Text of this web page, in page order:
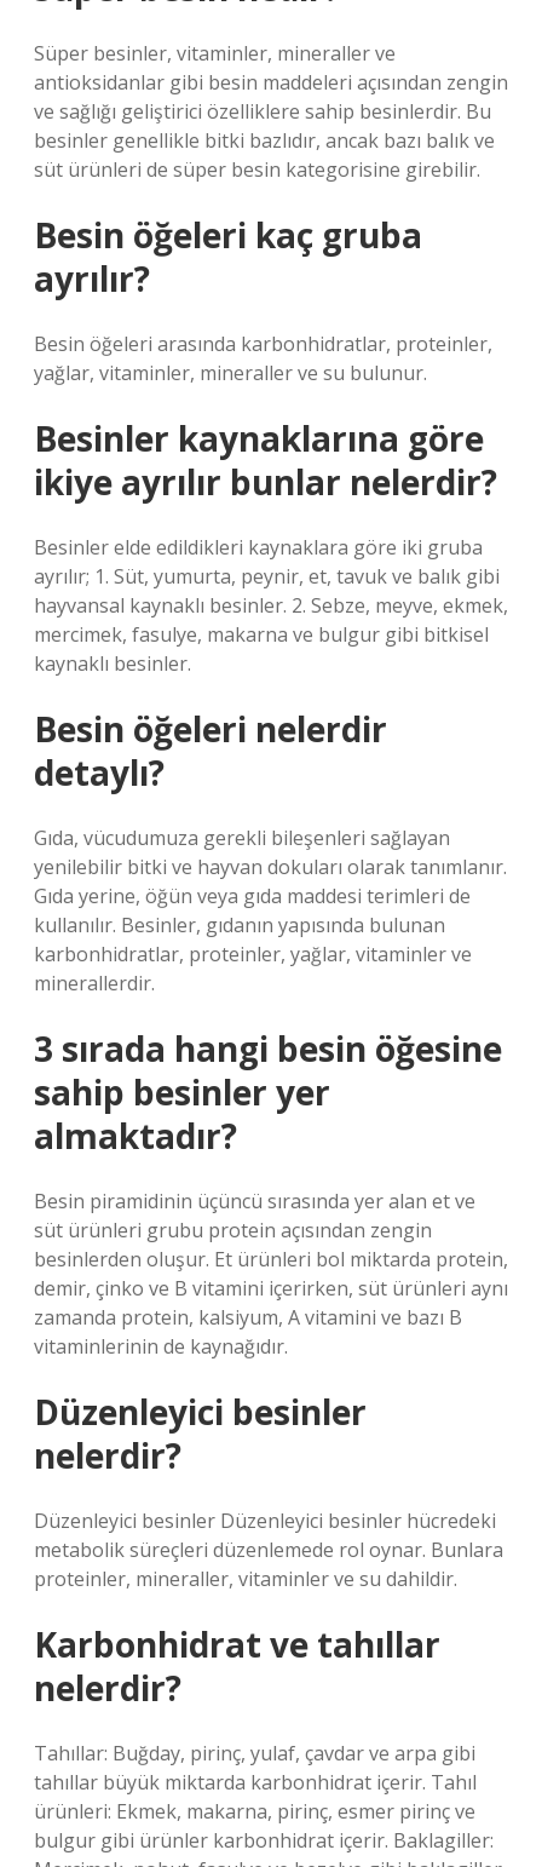
Süper besinler, vitaminler, mineraller ve
antioksidanlar gibi besin maddeleri açısından zengin
ve sağlığı geliştirici özelliklere sahip besinlerdir. Bu
besinler genellikle bitki bazlıdır, ancak bazı balık ve
süt ürünleri de süper besin kategorisine girebilir.
Besin öğeleri kaç gruba
ayrılır?
Besin öğeleri arasında karbonhidratlar, proteinler,
yağlar, vitaminler, mineraller ve su bulunur.
Besinler kaynaklarına göre
ikiye ayrılır bunlar nelerdir?
Besinler elde edildikleri kaynaklara göre iki gruba
ayrılır; 1. Süt, yumurta, peynir, et, tavuk ve balık gibi
hayvansal kaynaklı besinler. 2. Sebze, meyve, ekmek,
mercimek, fasulye, makarna ve bulgur gibi bitkisel
kaynaklı besinler.
Besin öğeleri nelerdir
detaylı?
Gıda, vücudumuza gerekli bileşenleri sağlayan
yenilebilir bitki ve hayvan dokuları olarak tanımlanır.
Gıda yerine, öğün veya gıda maddesi terimleri de
kullanılır. Besinler, gıdanın yapısında bulunan
karbonhidratlar, proteinler, yağlar, vitaminler ve
minerallerdir.
3 sırada hangi besin öğesine
sahip besinler yer
almaktadır?
Besin piramidinin üçüncü sırasında yer alan et ve
süt ürünleri grubu protein açısından zengin
besinlerden oluşur. Et ürünleri bol miktarda protein,
demir, çinko ve B vitamini içerirken, süt ürünleri aynı
zamanda protein, kalsiyum, A vitamini ve bazı B
vitaminlerinin de kaynağıdır.
Düzenleyici besinler
nelerdir?
Düzenleyici besinler Düzenleyici besinler hücredeki
metabolik süreçleri düzenlemede rol oynar. Bunlara
proteinler, mineraller, vitaminler ve su dahildir.
Karbonhidrat ve tahıllar
nelerdir?
Tahıllar: Buğday, pirinç, yulaf, çavdar ve arpa gibi
tahıllar büyük miktarda karbonhidrat içerir. Tahıl
ürünleri: Ekmek, makarna, pirinç, esmer pirinç ve
bulgur gibi ürünler karbonhidrat içerir. Baklagiller: